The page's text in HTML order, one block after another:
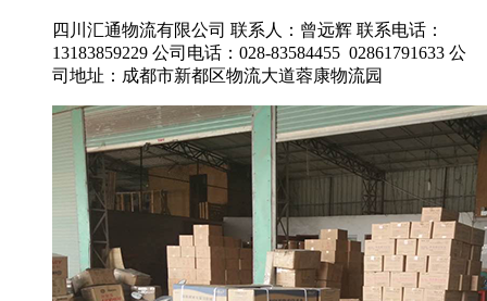
四川汇通物流有限公司 联系人：曾远辉 联系电话：
13183859229 公司电话：028-83584455 02861791633 公
司地址：成都市新都区物流大道蓉康物流园